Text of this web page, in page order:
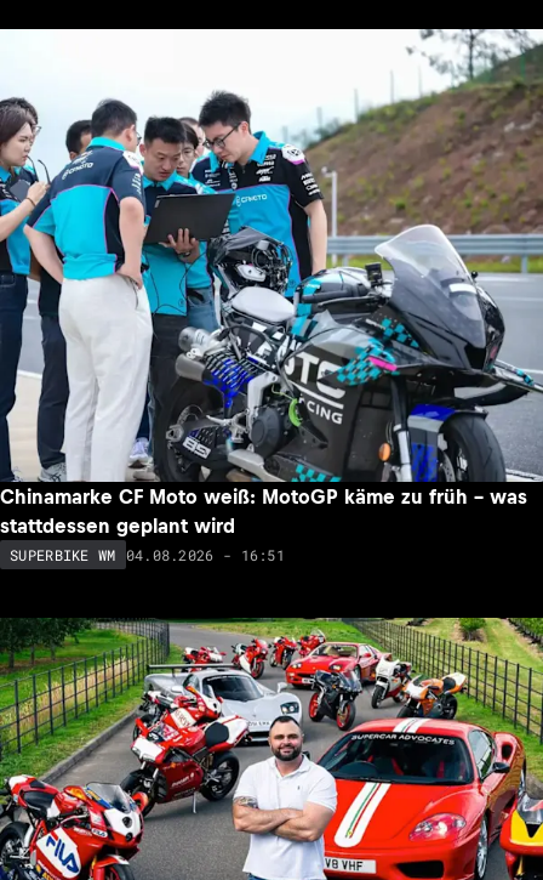
Chinamarke CF Moto weiß: MotoGP käme zu früh – was
stattdessen geplant wird
SUPERBIKE WM 04.08.2026 - 16:51